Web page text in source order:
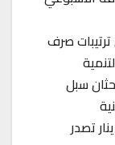
صرف
سبل
تصدر